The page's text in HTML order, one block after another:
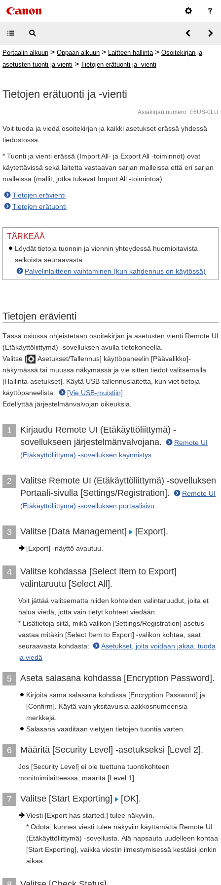
Portaalin alkuun > Oppaan alkuun > Laitteen hallinta > Osoitekirjan ja
asetusten tuonti ja vienti > Tietojen erätuonti ja ‑vienti
Tietojen erätuonti ja ‑vienti
Asiakirjan numero: E6US-0LU
Voit tuoda ja viedä osoitekirjan ja kaikki asetukset erässä yhdessä
tiedostossa.
* Tuonti ja vienti erässä (Import All- ja Export All -toiminnot) ovat
käytettävissä sekä laitetta vastaavan sarjan malleissa että eri sarjan
malleissa (mallit, jotka tukevat Import All -toimintoa).
Tietojen erävienti
Tietojen erätuonti
TÄRKEÄÄ
Löydät tietoja tuonnin ja viennin yhteydessä huomioitavista
seikoista seuraavasta:
Palvelinlaitteen vaihtaminen (kun kahdennus on käytössä)
Tietojen erävienti
Tässä osiossa ohjeistetaan osoitekirjan ja asetusten vienti Remote UI
(Etäkäyttöliittymä) -sovelluksen avulla tietokoneella.
Valitse [
Asetukset/Tallennus] käyttöpaneelin [Päävalikko]-
näkymässä tai muussa näkymässä ja vie sitten tiedot valitsemalla
[Hallinta-asetukset]. Käytä USB-tallennuslaitetta, kun viet tietoja
käyttöpaneelista.
[Vie USB-muistiin]
Edellyttää järjestelmänvalvojan oikeuksia.
1
Kirjaudu Remote UI (Etäkäyttöliittymä) -
sovellukseen järjestelmänvalvojana.
Remote UI
(Etäkäyttöliittymä) -sovelluksen käynnistys
2
Valitse Remote UI (Etäkäyttöliittymä) -sovelluksen
Portaali-sivulla [Settings/Registration].
Remote UI
(Etäkäyttöliittymä) -sovelluksen portaalisivu
3 Valitse [Data Management] [Export].
[Export] -näyttö avautuu.
4
Valitse kohdassa [Select Item to Export]
valintaruutu [Select All].
Voit jättää valitsematta niiden kohteiden valintaruudut, joita et
halua viedä, jotta vain tietyt kohteet viedään.
* Lisätietoja siitä, mikä valikon [Settings/Registration] asetus
vastaa mitäkin [Select Item to Export] -valikon kohtaa, saat
seuraavasta kohdasta:
Asetukset, joita voidaan jakaa, tuoda
ja viedä
5 Aseta salasana kohdassa [Encryption Password].
Kirjoita sama salasana kohdissa [Encryption Password] ja
[Confirm]. Käytä vain yksitavuisia aakkosnumeerisia
merkkejä.
Salasana vaaditaan vietyjen tietojen tuontia varten.
6 Määritä [Security Level] -asetukseksi [Level 2].
Jos [Security Level] ei ole tuettuna tuontikohteen
monitoimilaitteessa, määritä [Level 1].
7 Valitse [Start Exporting] [OK].
Viesti [Export has started.] tulee näkyviin.
* Odota, kunnes viesti tulee näkyviin käyttämättä Remote UI
(Etäkäyttöliittymä) -sovellusta. Älä napsauta uudelleen kohtaa
[Start Exporting], vaikka viestin ilmestymisessä kestäisi jonkin
aikaa.